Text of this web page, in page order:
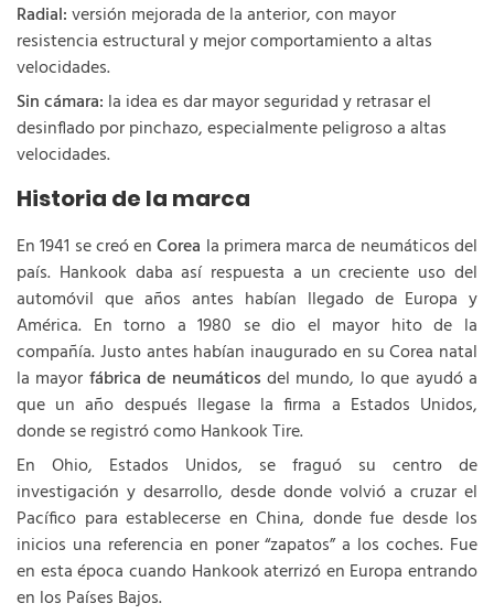
Radial:versión mejorada de la anterior, con mayor
resistencia estructural y mejor comportamiento a altas
velocidades.
Sin cámara: la idea es dar mayor seguridad y retrasar el
desinflado por pinchazo, especialmente peligroso a altas
velocidades.
Historia de la marca
En 1941 se creó enCorea la primera marca de neumáticos del
país. Hankook daba así respuesta a un creciente uso del
automóvil que años antes habían llegado de Europa y
América. En torno a 1980 se dio el mayor hito de la
compañía. Justo antes habían inaugurado en su Corea natal
la mayor fábrica de neumáticos del mundo, lo que ayudó a
que un año después llegase la firma a Estados Unidos,
donde se registró como Hankook Tire.
En Ohio, Estados Unidos, se fraguó su centro de
investigación y desarrollo, desde donde volvió a cruzar el
Pacífico para establecerse en China, donde fue desde los
inicios una referencia en poner “zapatos” a los coches. Fue
en esta época cuando Hankook aterrizó en Europa entrando
en los Países Bajos.